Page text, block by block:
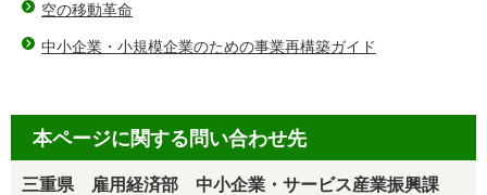
空の移動革命
中小企業・小規模企業のための事業再構築ガイド
本ページに関する問い合わせ先
三重県 雇用経済部 中小企業・サービス産業振興課